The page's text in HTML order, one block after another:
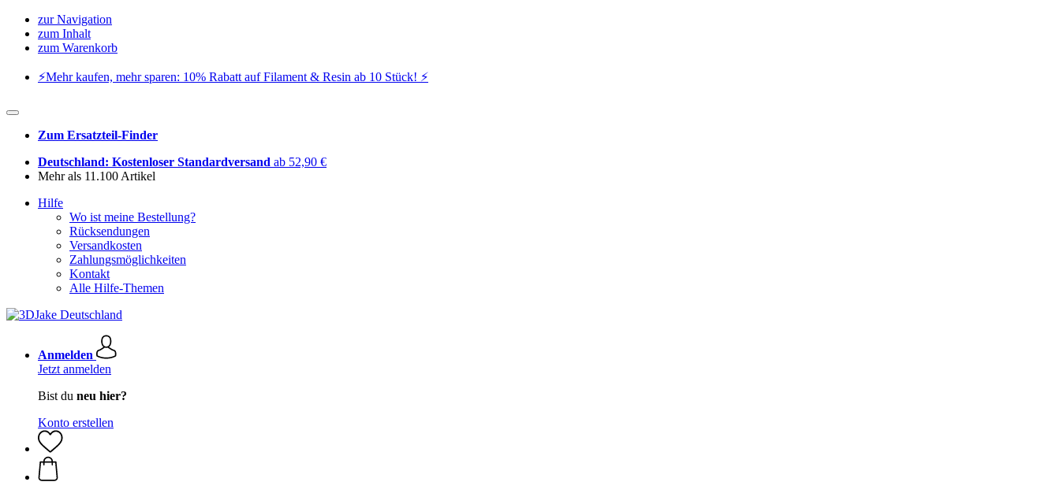
zur Navigation
zum Inhalt
zum Warenkorb
⚡️Mehr kaufen, mehr sparen: 10% Rabatt auf Filament & Resin ab 10 Stück! ⚡️
Zum Ersatzteil-Finder
Deutschland: Kostenloser Standardversand ab 52,90 €
Mehr als 11.100 Artikel
Hilfe
Wo ist meine Bestellung?
Rücksendungen
Versandkosten
Zahlungsmöglichkeiten
Kontakt
Alle Hilfe-Themen
Anmelden
Jetzt anmelden
Bist du neu hier?
Konto erstellen